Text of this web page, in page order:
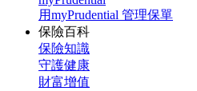
用myPrudential 管理保單
保險百科
保險知識
守護健康
財富增值